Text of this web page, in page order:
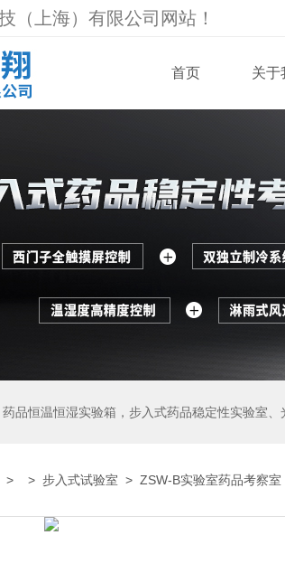
（上海）有限公司 网站！
首页 关于
品恒温恒湿实验箱，步入式药品稳定性实验室
> > 步入式试验室 > ZSW-B实验室药品考察室